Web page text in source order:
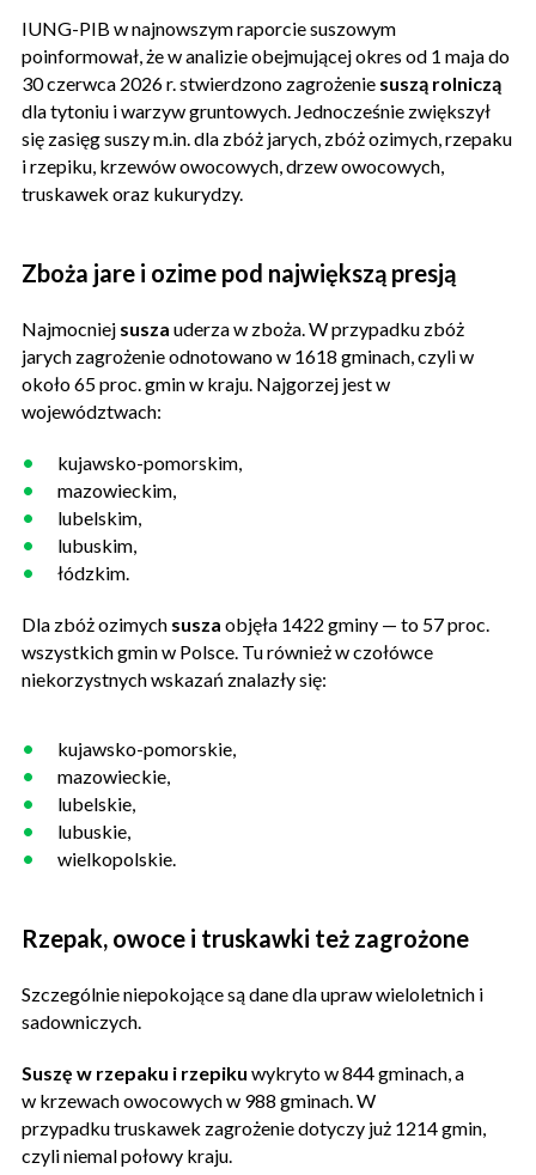
IUNG-PIB w najnowszym raporcie suszowym
poinformował, że w analizie obejmującej okres od 1 maja do
30 czerwca 2026 r. stwierdzono zagrożenie suszą rolniczą
dla tytoniu i warzyw gruntowych. Jednocześnie zwiększył
się zasięg suszy m.in. dla zbóż jarych, zbóż ozimych, rzepaku
i rzepiku, krzewów owocowych, drzew owocowych,
truskawek oraz kukurydzy.
Zboża jare i ozime pod największą presją
Najmocniej susza uderza w zboża. W przypadku zbóż
jarych zagrożenie odnotowano w 1618 gminach, czyli w
około 65 proc. gmin w kraju. Najgorzej jest w
województwach:
kujawsko-pomorskim,
mazowieckim,
lubelskim,
lubuskim,
łódzkim.
Dla zbóż ozimych susza objęła 1422 gminy — to 57 proc.
wszystkich gmin w Polsce. Tu również w czołówce
niekorzystnych wskazań znalazły się:
kujawsko-pomorskie,
mazowieckie,
lubelskie,
lubuskie,
wielkopolskie.
Rzepak, owoce i truskawki też zagrożone
Szczególnie niepokojące są dane dla upraw wieloletnich i
sadowniczych.
Suszę w rzepaku i rzepiku wykryto w 844 gminach, a
w krzewach owocowych w 988 gminach. W
przypadku truskawek zagrożenie dotyczy już 1214 gmin,
czyli niemal połowy kraju.